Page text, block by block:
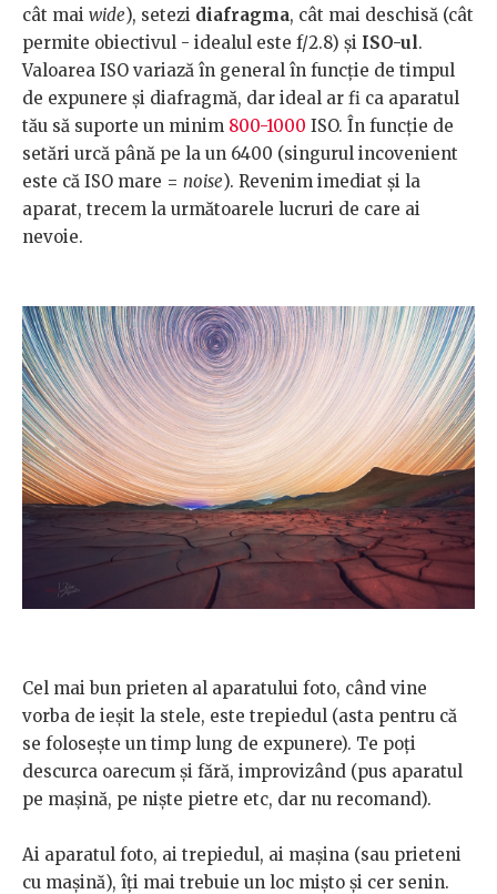
cât mai wide), setezi diafragma, cât mai deschisă (cât
permite obiectivul - idealul este f/2.8) şi ISO-ul.
Valoarea ISO variază în general în funcţie de timpul
de expunere şi diafragmă, dar ideal ar fi ca aparatul
tău să suporte un minim 800-1000 ISO. În funcţie de
setări urcă până pe la un 6400 (singurul incovenient
este că ISO mare = noise). Revenim imediat şi la
aparat, trecem la următoarele lucruri de care ai
nevoie.
Cel mai bun prieten al aparatului foto, când vine
vorba de ieşit la stele, este trepiedul (asta pentru că
se foloseşte un timp lung de expunere). Te poţi
descurca oarecum şi fără, improvizând (pus aparatul
pe maşină, pe nişte pietre etc, dar nu recomand).
Ai aparatul foto, ai trepiedul, ai maşina (sau prieteni
cu maşină), îți mai trebuie un loc mişto şi cer senin.